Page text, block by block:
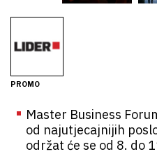
PROMO
Master Business
od najutjecajnijih
održat će se od 8. do